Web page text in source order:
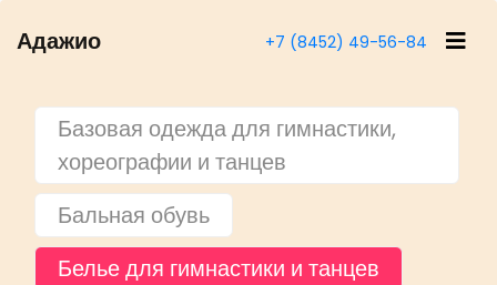
Адажио +7 (8452) 49-56-84
Базовая одежда для гимнастики,
хореографии и танцев
Бальная обувь
Белье для гимнастики и танцев